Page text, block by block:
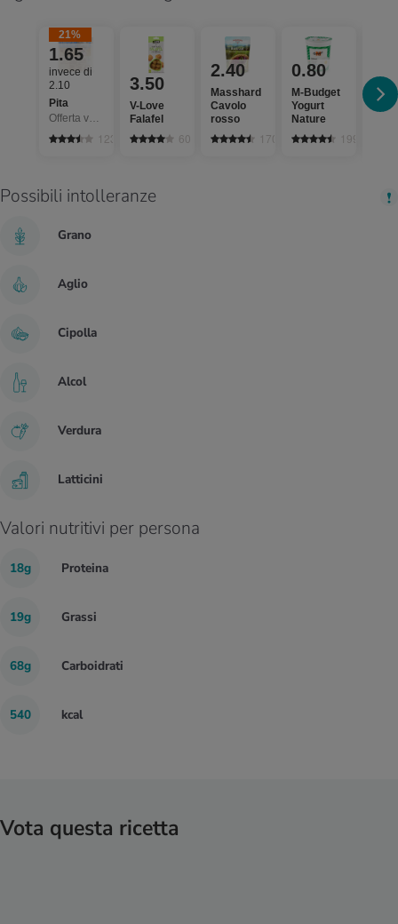
21%
1.65
invece di
2.10
Pita
Offerta valida solo dal 6.8 al 12.8.2026, fino a esaurimento dello stock.
123
3.50
V-Love
Falafel
60
2.40
Masshard
Cavolo
rosso
170
0.80
M-Budget
Yogurt
Nature
1995
Erba
Possibili intolleranze
Grano
Aglio
Cipolla
Alcol
Verdura
Latticini
Valori nutritivi per persona
18g Proteina
19g Grassi
68g Carboidrati
540 kcal
Vota questa ricetta